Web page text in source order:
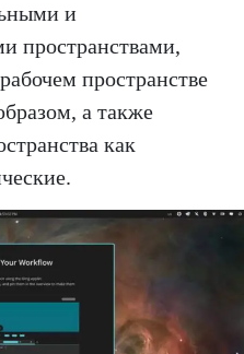
и
пространствами,
пространстве
а также
как